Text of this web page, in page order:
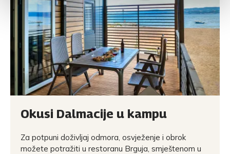
Okusi Dalmacije u kampu
Za potpuni doživljaj odmora, osvježenje i obrok
možete potražiti u restoranu Brguja, smještenom u